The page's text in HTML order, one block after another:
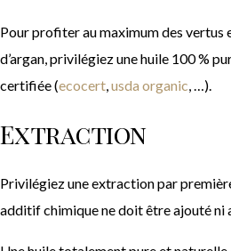
Pour profiter au maximum des vertus
d’argan, privilégiez une huile 100 %
certifiée (ecocert usda organic , …).
Extraction
Privilégiez une extraction par
additif chimique ne doit être ajouté ni